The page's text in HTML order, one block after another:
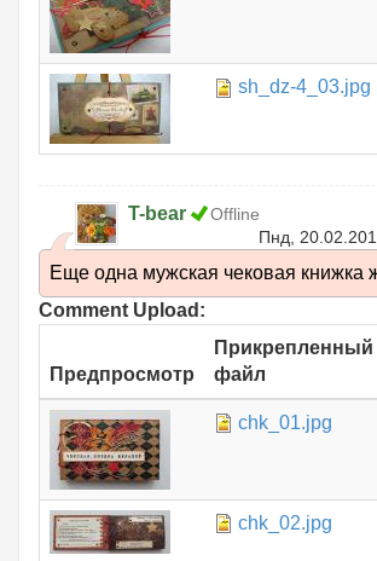
sh_dz-4_03.jpg
T-bear
Offline
Пнд,
Еще одна мужская чековая книжка
Comment Upload:
Предпросмотр
Прикрепленный
файл
chk_01.jpg
chk_02.jpg